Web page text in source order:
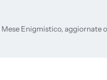
Enigmistico, aggiornate